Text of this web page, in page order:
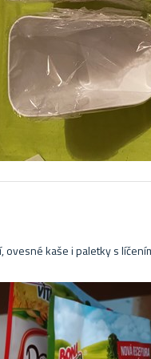
ovesné kaše i paletky s